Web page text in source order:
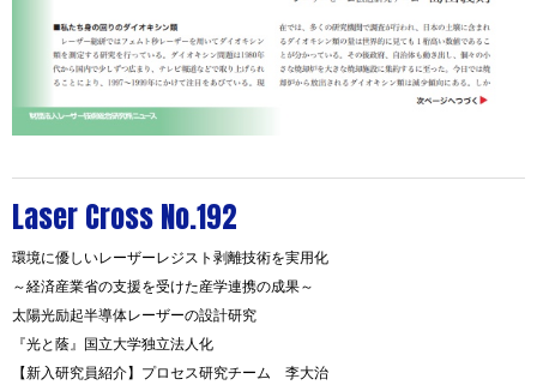
Laser Cross No.192
環境に優しいレーザーレジスト剥離技術を実用化
～経済産業省の支援を受けた産学連携の成果～
太陽光励起半導体レーザーの設計研究
『光と蔭』国立大学独立法人化
【新入研究員紹介】プロセス研究チーム 李大治